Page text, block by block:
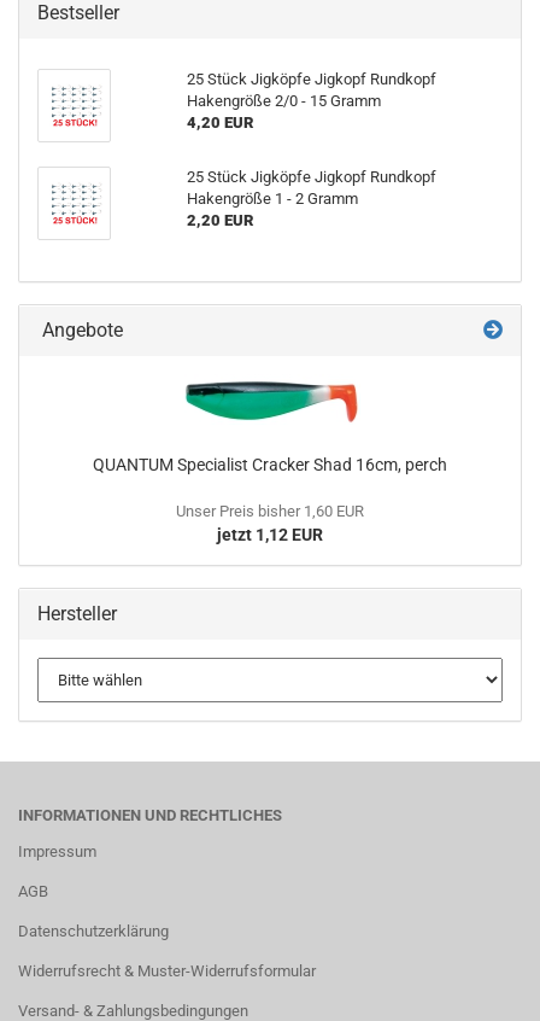
Bestseller
25 Stück Jigköpfe Jigkopf Rundkopf
Hakengröße 2/0 - 15 Gramm
4,20 EUR
25 Stück Jigköpfe Jigkopf Rundkopf
Hakengröße 1 - 2 Gramm
2,20 EUR
Angebote
QUANTUM Specialist Cracker Shad 16cm, perch
Unser Preis bisher 1,60 EUR
jetzt 1,12 EUR
Hersteller
INFORMATIONEN UND RECHTLICHES
Impressum
AGB
Datenschutzerklärung
Widerrufsrecht & Muster-Widerrufsformular
Versand- & Zahlungsbedingungen